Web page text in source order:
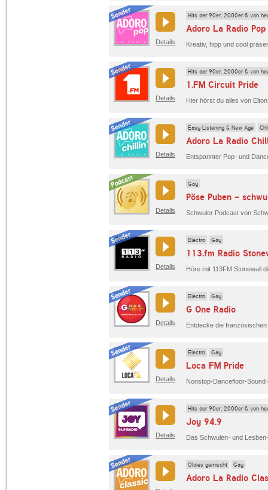
Details
Hits der 90er, 2000er & von
Adoro La Radio Pop
Details
Hits der 90er, 2000er & von
1.FM Circuit Pride
Hier hörst du alles von
Details
Easy Listening & New Age
Adoro La Radio
Details
Gay
Pöse Puben -
Details
Electro Gay
113.fm Radio
Details
Electro Gay
G One Radio
Details
Electro Gay
Loca FM Pride
Nonstop-Dancefloor-
Details
Hits der 90er, 2000er & von
Joy 94.9
Das Schwulen- und
Oldies gemischt Gay
Adoro La Radio